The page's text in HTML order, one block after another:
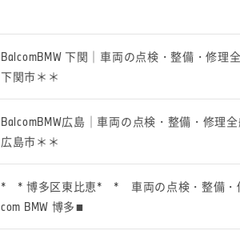
BalcomBMW 下関｜車両の点検・整備・修理
下関市＊＊
BalcomBMW広島｜車両の点検・整備・修理
広島市＊＊
* * 博多区東比恵* * 車両の点検・整備・
com BMW 博多■